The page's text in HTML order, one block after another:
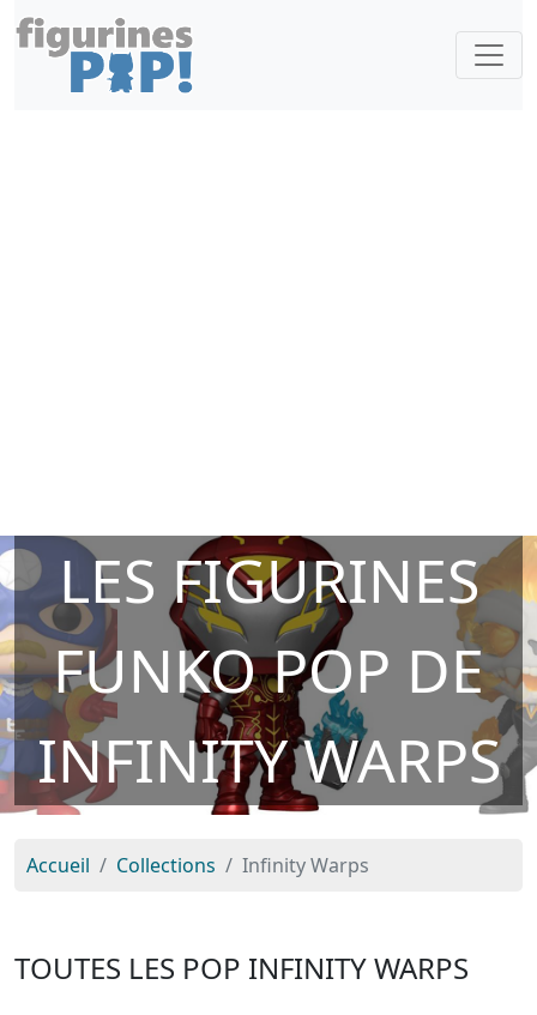
LES FIGURINES
FUNKO POP DE
INFINITY WARPS
Accueil Collections Infinity Warps
TOUTES LES POP INFINITY WARPS